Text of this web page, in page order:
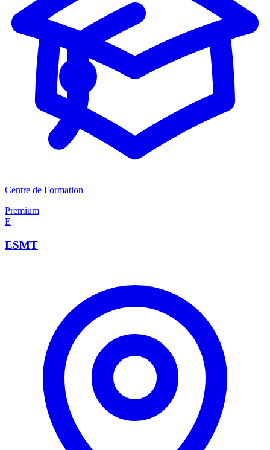
Centre de Formation
Premium
E
ESMT